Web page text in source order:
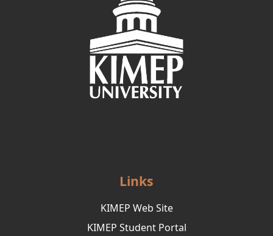
Links
KIMEP Web Site
KIMEP Student Portal